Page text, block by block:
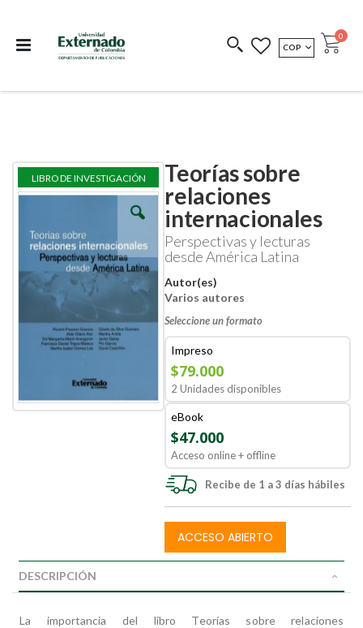
COEDICIONES REDIMIR CÓDIGO
MONEDA
COP Cart
0
Teorías sobre
relaciones
internacionales
Perspectivas y lecturas
desde América Latina
Autor(es)
Varios autores
Seleccione un formato
Impreso
$79.000
2 Unidades disponibles
eBook
$47.000
Acceso online + offline
Recibe de 1 a 3 días hábiles
ACCESO ABIERTO
Skip
the
images
gallery
Skip
the
images
gallery
LIBRO DE INVESTIGACIÓN
DESCRIPCIÓN
La importancia del libro Teorías sobre relaciones